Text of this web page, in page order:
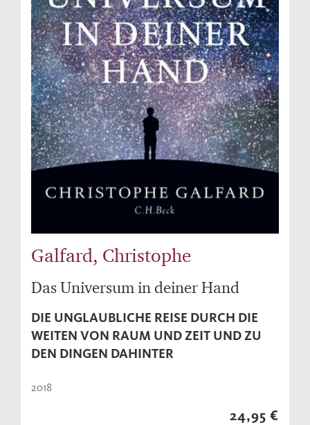
Galfard, Christophe
Das Universum in deiner Hand
DIE UNGLAUBLICHE REISE DURCH DIE
WEITEN VON RAUM UND ZEIT UND ZU
DEN DINGEN DAHINTER
2018
24,95 €